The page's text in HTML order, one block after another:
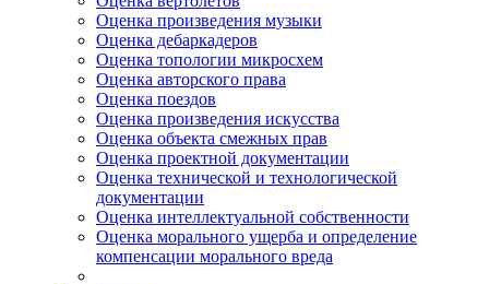
Оценка произведения музыки
Оценка дебаркадеров
Оценка топологии микросхем
Оценка авторского права
Оценка поездов
Оценка произведения искусства
Оценка объекта смежных прав
Оценка проектной документации
Оценка технической и технологической
документации
Оценка интеллектуальной собственности
Оценка морального ущерба и определение
компенсации морального вреда